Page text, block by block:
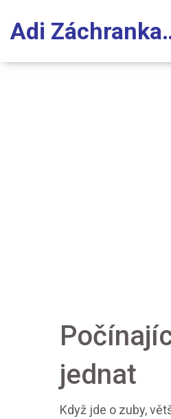
Adi
jednat
Když jde o zuby,